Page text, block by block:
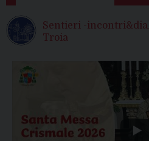
Sentieri -
Troia